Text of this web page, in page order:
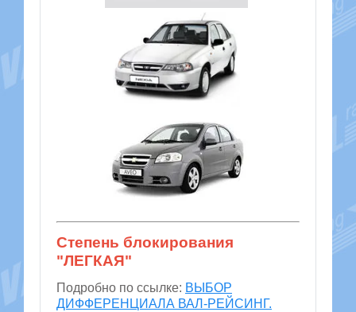
Степень блокирования
"ЛЕГКАЯ"
Подробно по ссылке: ВЫБОР
ДИФФЕРЕНЦИАЛА ВАЛ-РЕЙСИНГ.